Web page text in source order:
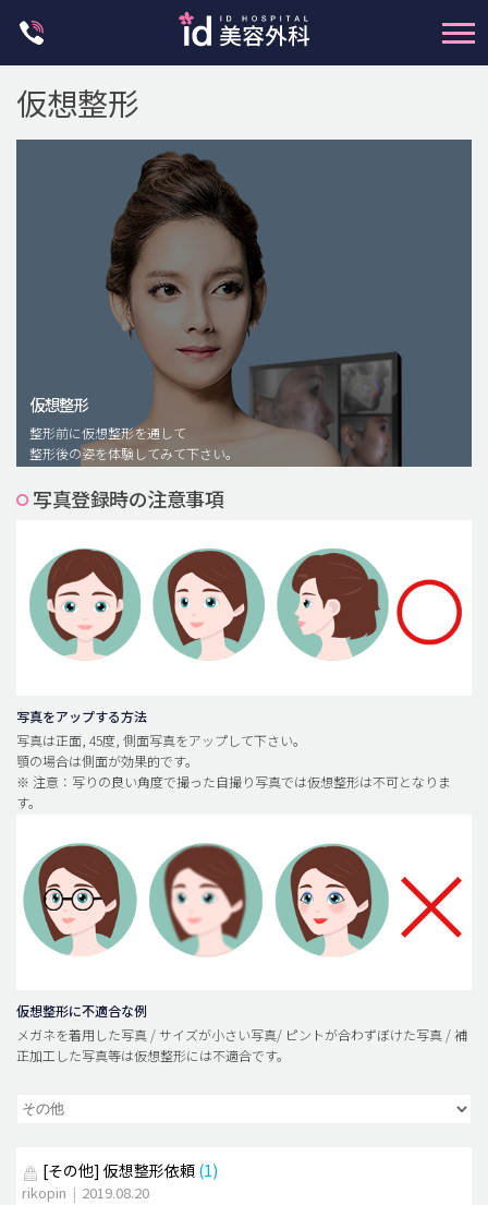
脂肪注入(アンチエイジング)
豊胸手術・バストアップ
プチ整形
メンズ整形
idリアルストーリー
idニュース
安全整形
料金一覧
ご相談のお問い合わせ
仮想整形
仮想整形
整形前に仮想整形を通して
整形後の姿を体験してみて下さい。
写真登録時の注意事項
写真をアップする方法
写真は正面, 45度, 側面写真をアップして下さい。
顎の場合は側面が効果的です。
※ 注意：写りの良い角度で撮った自撮り写真では仮想整形は不可となりま
す。
仮想整形に不適合な例
メガネを着用した写真 / サイズが小さい写真/ ピントが合わずぼけた写真 / 補
正加工した写真等は仮想整形には不適合です。
[その他] 仮想整形依頼 (1)
rikopin | 2019.08.20